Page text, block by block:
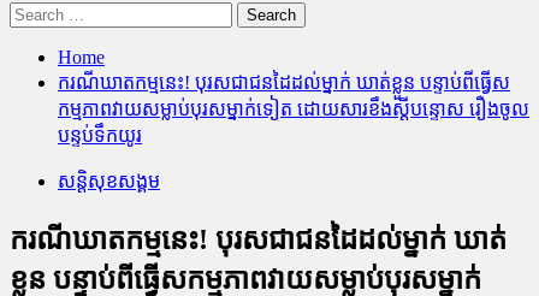
Search
for:
Home
ករណីឃាតកម្មនេះ! បុរសជាជនដៃដល់ម្នាក់ ឃាត់ខ្លួន បន្ទាប់ពីធ្វើស
កម្មភាពវាយសម្លាប់បុរសម្នាក់ទៀត ដោយសារខឹងស្ដីបន្ទោស រឿងចូល
បន្ទប់ទឹកយូរ
សន្តិសុខសង្គម
ករណីឃាតកម្មនេះ! បុរសជាជនដៃដល់ម្នាក់ ឃាត់
ខ្លួន បន្ទាប់ពីធ្វើសកម្មភាពវាយសម្លាប់បុរសម្នាក់